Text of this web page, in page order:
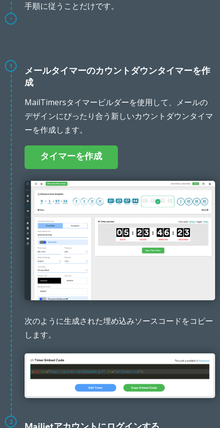
手順に従うことだけです。
1
メールタイマーのカウントダウンタイマーを作
成
MailTimersタイマービルダーを使用して、メールの
デザインにぴったり合う新しいカウントダウンタイマ
ーを作成します。
タイマーを作成
次のように生成された埋め込みソースコードをコピー
します。
2